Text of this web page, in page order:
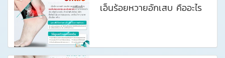
เอ็นร้อยหวายอักเสบ คืออะไร ️